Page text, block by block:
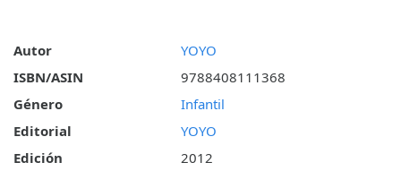
Autor
YOYO
ISBN/ASIN
9788408111368
Género
Infantil
Editorial
YOYO
Edición
2012